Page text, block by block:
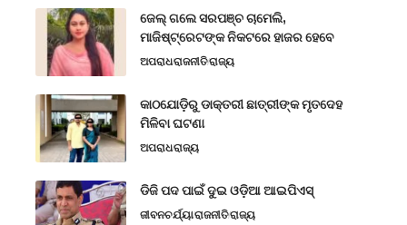
ଜେଲ୍ ଗଲେ ସରପଞ୍ଚ ଚାମେଲି,
ମାଜିଷ୍ଟ୍ରେଟଙ୍କ ନିକଟରେ ହାଜର ହେବେ
ଅପରାଧରାଜନୀତିରାଜ୍ୟ
କାଠଯୋଡ଼ିରୁ ଡାକ୍ତରୀ ଛାତ୍ରୀଙ୍କ ମୃତଦେହ
ମିଳିବା ଘଟଣା
ଅପରାଧରାଜ୍ୟ
ଡିଜି ପଦ ପାଇଁ ଦୁଇ ଓଡ଼ିଆ ଆଇପିଏସ୍
ଜୀବନଚର୍ଯ୍ୟାରାଜନୀତିରାଜ୍ୟ